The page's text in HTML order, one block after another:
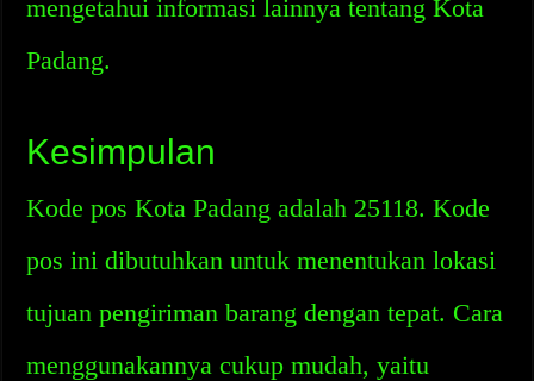
mengetahui informasi lainnya tentang Kota
Padang.
Kesimpulan
Kode pos Kota Padang adalah 25118. Kode
pos ini dibutuhkan untuk menentukan lokasi
tujuan pengiriman barang dengan tepat. Cara
menggunakannya cukup mudah, yaitu